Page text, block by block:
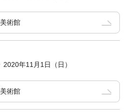
術館
年11月1日（日）
術館